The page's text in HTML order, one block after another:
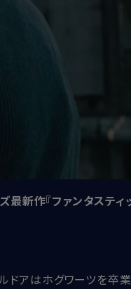
新作『ファンタスティ
ドアはホグワーツを卒